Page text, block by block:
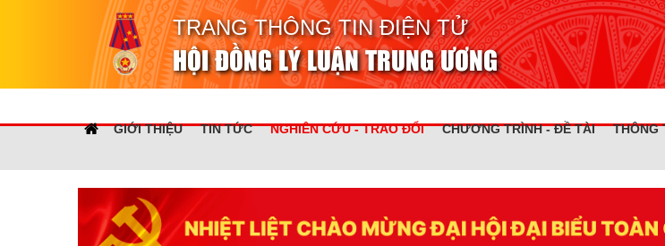
TRANG THÔNG TIN ĐIỆN TỬ
HỘI ĐỒNG LÝ LUẬN TRUNG ƯƠNG
GIỚI THIỆU TIN TỨC NGHIÊN CỨU - TRAO ĐỔI CHƯƠNG TRÌNH - ĐỀ TÀI THÔNG